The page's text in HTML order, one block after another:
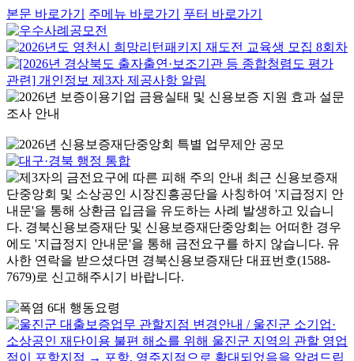
본문 바로가기 주메뉴 바로가기 푸터 바로가기